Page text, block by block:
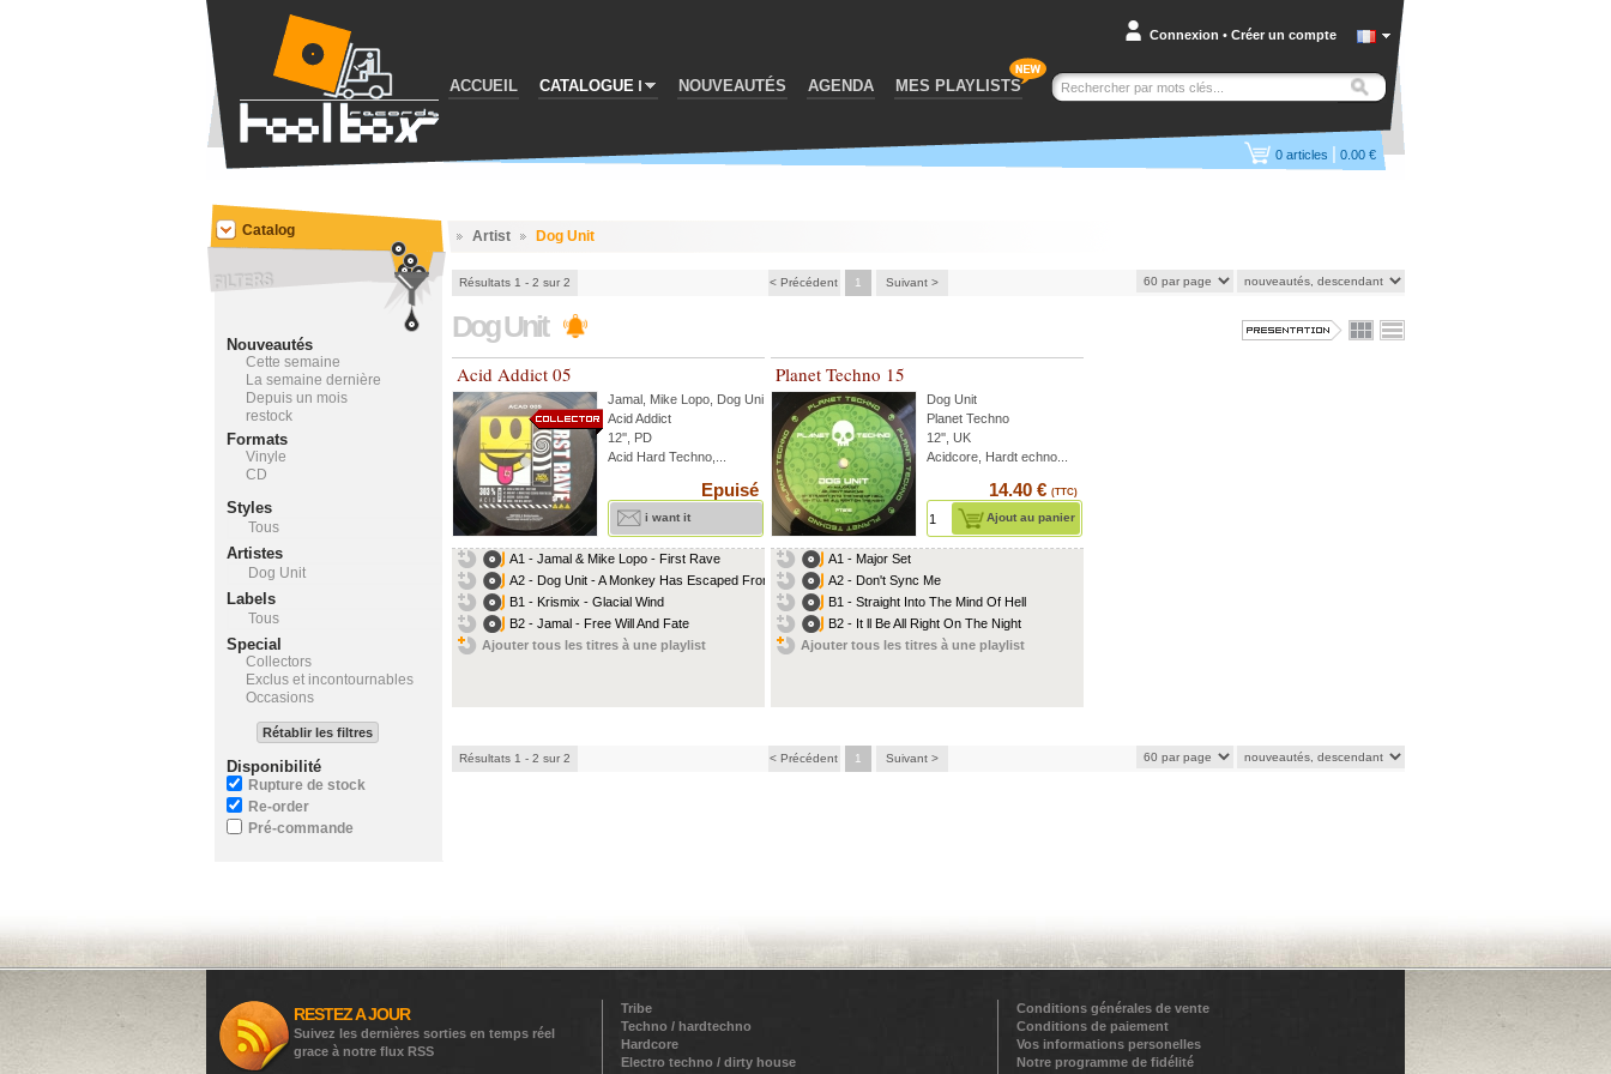
ACCUEIL CATALOGUE NOUVEAUTÉS AGENDA MES PLAYLISTS
Connexion • Créer un compte
0 articles | 0.00 €
Artist Dog Unit
Résultats 1 - 2 sur 2 < Précédent 1 Suivant >
Dog Unit
Acid Addict 05
Jamal Mike Lopo Dog Unit
Acid Addict
12'', PD
Acid Hard Techno,...
Epuisé
i want it
A1 - Jamal & Mike Lopo - First Rave
A2 - Dog Unit - A Monkey Has Escaped From...
B1 - Krismix - Glacial Wind
B2 - Jamal - Free Will And Fate
Ajouter tous les titres à une playlist
Planet Techno 15
Dog Unit
Planet Techno
12'', UK
Acidcore, Hardt echno...
14.40 € (TTC)
Ajout au panier
A1 - Major Set
A2 - Don't Sync Me
B1 - Straight Into The Mind Of Hell
B2 - It ll Be All Right On The Night
Ajouter tous les titres à une playlist
Résultats 1 - 2 sur 2 < Précédent 1 Suivant >
Catalog
Nouveautés
Cette semaine
La semaine dernière
Depuis un mois
restock
Formats
Vinyle
CD
Styles
Tous
Artistes
Dog Unit
Labels
Tous
Special
Collectors
Exclus et incontournables
Occasions
Rétablir les filtres
Disponibilité
Rupture de stock
Re-order
Pré-commande
RESTEZ A JOUR
Suivez les dernières sorties en temps réel
grace à notre flux RSS
Tribe
Techno / hardtechno
Hardcore
Electro techno / dirty house
Conditions générales de vente
Conditions de paiement
Vos informations personelles
Notre programme de fidélité